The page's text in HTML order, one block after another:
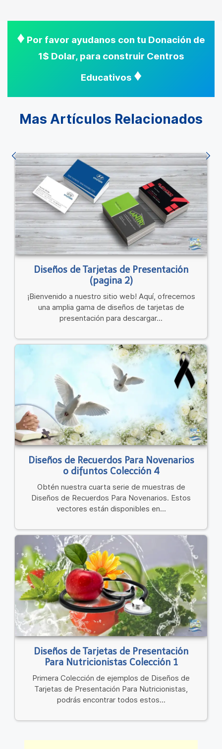
♦ Por favor ayudanos con tu Donación de
1$ Dolar, para construir Centros
Educativos ♦
Mas Artículos Relacionados
Diseños de Tarjetas de Presentación
(pagina 2)
¡Bienvenido a nuestro sitio web! Aquí, ofrecemos
una amplia gama de diseños de tarjetas de
presentación para descargar...
Diseños de Recuerdos Para Novenarios
o difuntos Colección 4
Obtén nuestra cuarta serie de muestras de
Diseños de Recuerdos Para Novenarios. Estos
vectores están disponibles en...
Diseños de Tarjetas de Presentación
Para Nutricionistas Colección 1
Primera Colección de ejemplos de Diseños de
Tarjetas de Presentación Para Nutricionistas,
podrás encontrar todos estos...